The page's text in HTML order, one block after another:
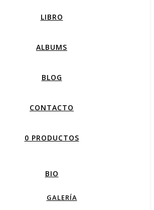
LIBRO
ALBUMS
BLOG
CONTACTO
0 PRODUCTOS
BIO
GALERÍA